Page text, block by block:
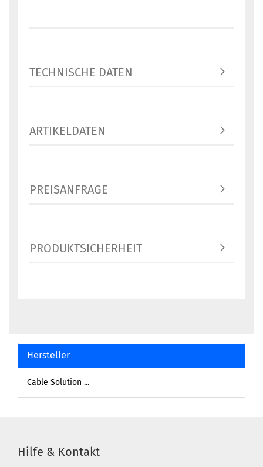
TECHNISCHE DATEN
ARTIKELDATEN
PREISANFRAGE
PRODUKTSICHERHEIT
Hersteller
Cable Solution ...
Hilfe & Kontakt